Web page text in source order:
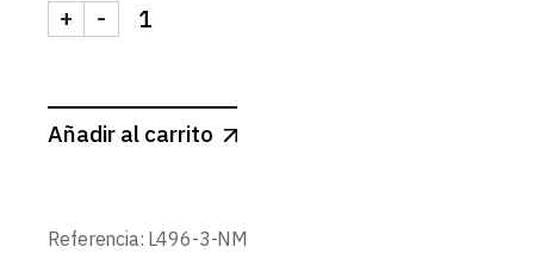
TAPA LATERAL PERFIL L496 NEGRO MATE
-
+
Añadir al carrito
Referencia: L496-3-NM